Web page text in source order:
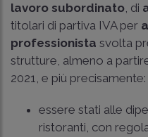
lavoro subordinato, di
titolari di partiva IVA per
professionista svolta
strutture, almeno a
2021, e più precisamente:
essere stati alle
ristoranti, con